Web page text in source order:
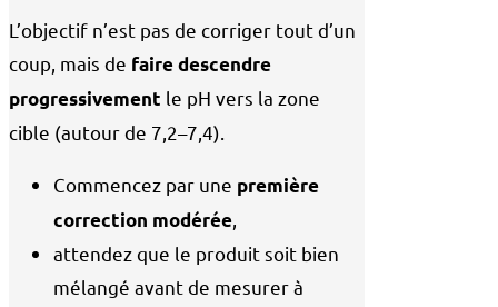
L’objectif n’est pas de corriger tout d’un
coup, mais de faire descendre
progressivement le pH vers la zone
cible (autour de 7,2–7,4).
Commencez par une première
correction modérée
attendez que le produit soit bien
mélangé avant de mesurer à